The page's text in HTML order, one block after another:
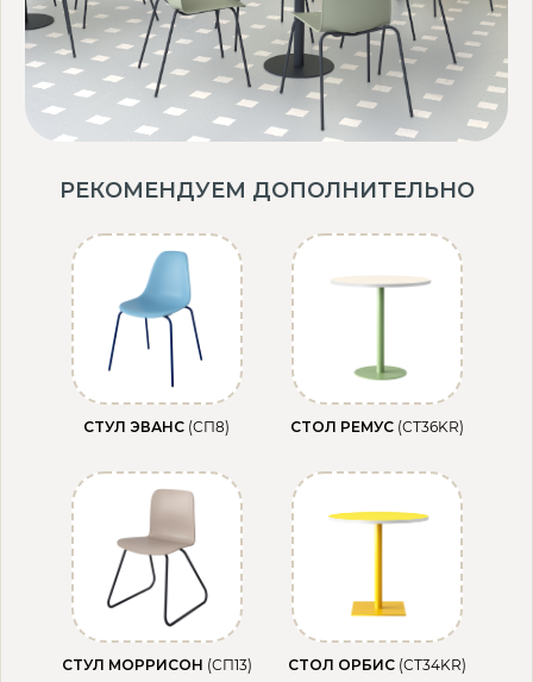
РЕКОМЕНДУЕМ ДОПОЛНИТЕЛЬНО
СТУЛ ЭВАНС (СП8) СТОЛ РЕМУС (СТ36KR)
СТУЛ МОРРИСОН (СП13) СТОЛ ОРБИС (СТ34KR)